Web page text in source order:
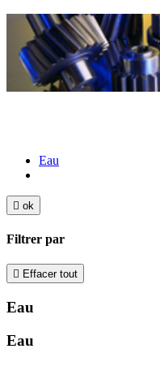
Eau
 ok
Filtrer par
 Effacer tout
Eau
Eau